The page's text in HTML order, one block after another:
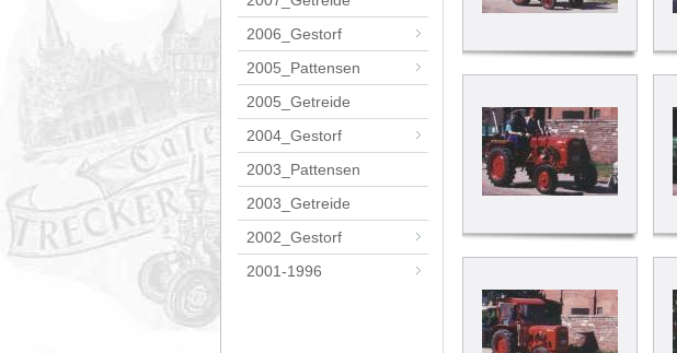
2006_Gestorf
2005_Pattensen
2005_Getreide
2004_Gestorf
2003_Pattensen
2003_Getreide
2002_Gestorf
2001-1996